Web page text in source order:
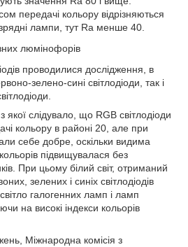
передачі кольору відрізняються
лампи, тут Ra менше 40.
проводилися дослідження, в
зелено-сині світлодіоди, так і
якої слідувало, що RGB світлодіоди
кольору в районі 20, але при
себе добре, оскільки видима
підвищувалася без
При цьому білий світ, отриманий
зелених і синіх світлодіодів
галогенних ламп і ламп
на високі індекси кольорів
Міжнародна комісія з